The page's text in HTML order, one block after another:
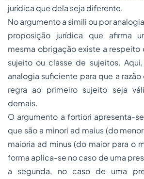
jurídica que dela seja diferente.
No argumento a simili ou por
proposição jurídica que afirma
mesma obrigação existe a respeito
sujeito ou classe de sujeitos.
analogia suficiente para que a
regra ao primeiro sujeito seja
demais.
O argumento a fortiori apresenta-
que são a minori ad maius (do
maioria ad minus (do maior para o
forma aplica-se no caso de uma
a segunda, no caso de uma